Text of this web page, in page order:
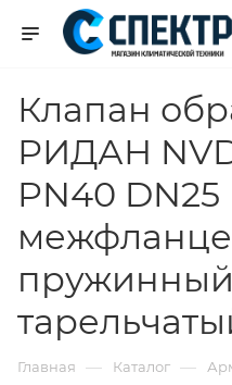
Клапан
РИДАН
PN40 DN25
пружинный
Главная — Каталог —